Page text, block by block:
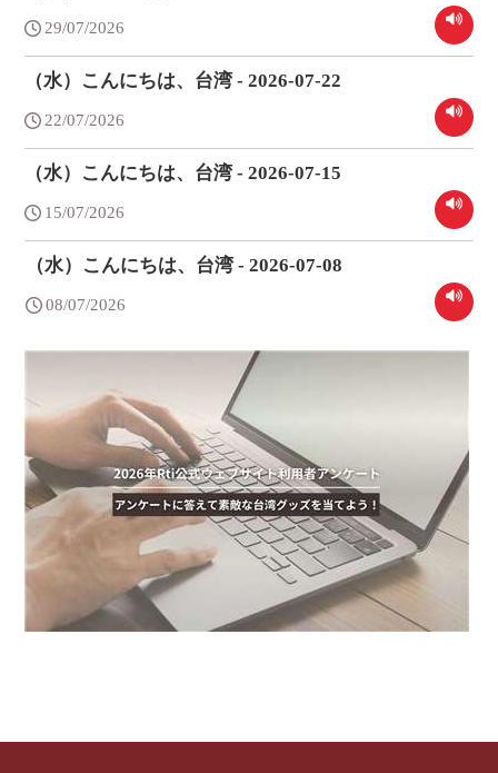
29/07/2026
（水）こんにちは、台湾 - 2026-07-22
22/07/2026
（水）こんにちは、台湾 - 2026-07-15
15/07/2026
（水）こんにちは、台湾 - 2026-07-08
08/07/2026